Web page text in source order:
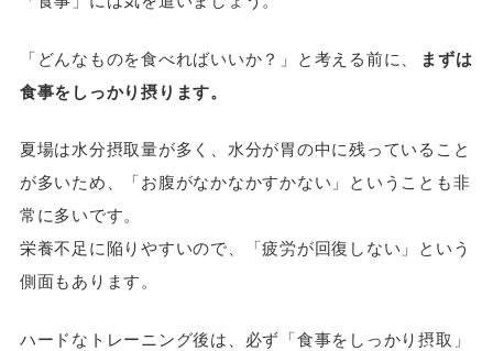
「どんなものを食べればいいか？」と考える前に、
まずは
食事をしっかり摂ります。
夏場は水分摂取量が多く、水分が胃の中に残っていること
が多いため、「お腹がなかなかすかない」ということも非
常に多いです。
栄養不足に陥りやすいので、「疲労が回復しない」という
側面もあります。
ハードなトレーニング後は、必ず「食事をしっかり摂取」